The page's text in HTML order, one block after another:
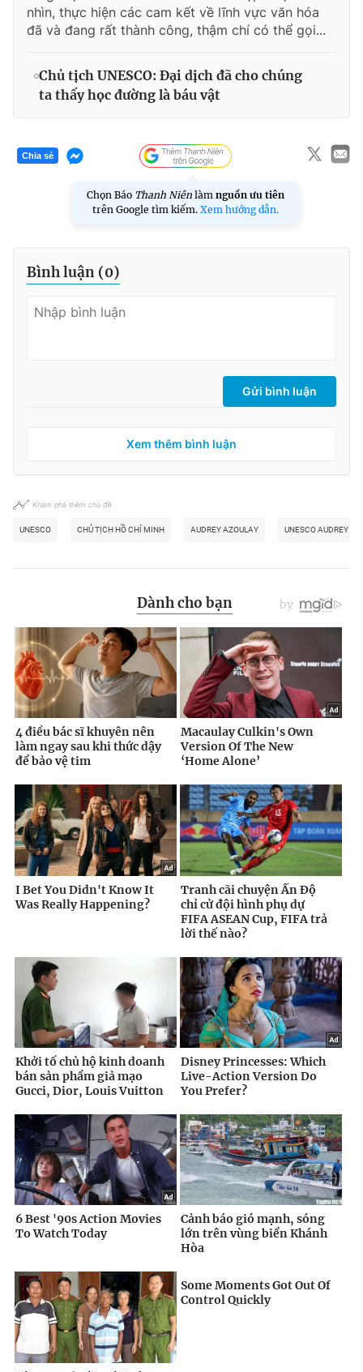
nhìn, thực hiện các cam kết về lĩnh vực văn hóa
đã và đang rất thành công, thậm chí có thể gọi...
Chủ tịch UNESCO: Đại dịch đã cho chúng
ta thấy học đường là báu vật
Chia sẻ
Chọn Báo Thanh Niên làm nguồn ưu tiên
trên Google tìm kiếm. Xem hướng dẫn.
Bình luận (0)
Gửi bình luận
Xem thêm bình luận
Khám phá thêm chủ đề
UNESCO CHỦ TỊCH HỒ CHÍ MINH AUDREY AZOULAY UNESCO AUDREY